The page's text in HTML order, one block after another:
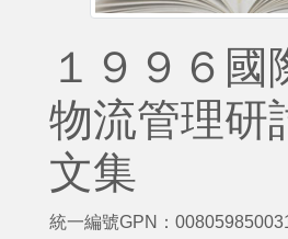
１９９６國
物流管理研
文集
統一編號GPN：